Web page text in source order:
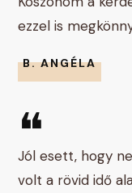
ezzel is
B. ANGÉLA
❝
Jól esett, hogy
volt a rövid idő